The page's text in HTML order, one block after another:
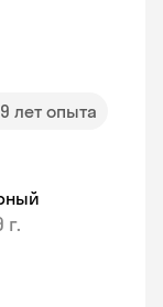
9 лет опыта
г.